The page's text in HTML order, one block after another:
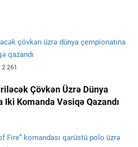
2 261
Çövkən Üzrə Dünya
Iki Komanda Vəsiqə Qazandı